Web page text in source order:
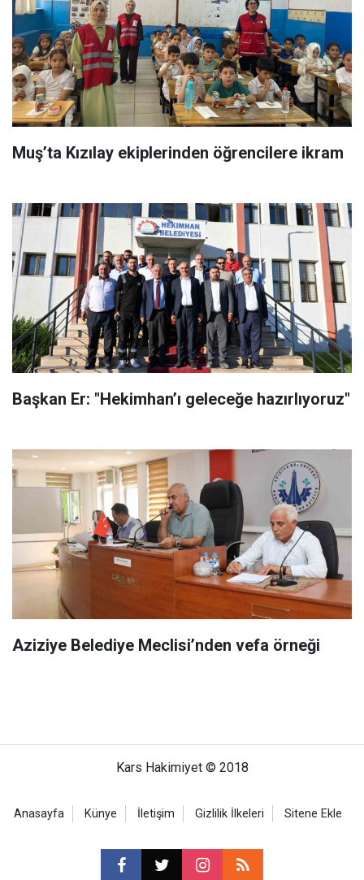
Muş’ta Kızılay ekiplerinden öğrencilere ikram
Başkan Er: "Hekimhan’ı geleceğe hazırlıyoruz"
Aziziye Belediye Meclisi’nden vefa örneği
Kars Hakimiyet © 2018
Anasayfa Künye İletişim Gizlilik İlkeleri Sitene Ekle